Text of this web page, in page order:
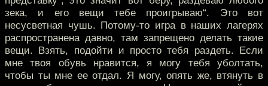
зека, и его вещи тебе проигрываю“. Это вот
несусветная чушь. Потому-то игра в наших лагерях
распространена давно, там запрещено делать такие
вещи. Взять, подойти и просто тебя раздеть. Если
мне твоя обувь нравится, я могу тебя уболтать,
чтобы ты мне ее отдал. Я могу, опять же, втянуть в